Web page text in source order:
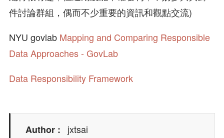
件討論群組，偶而不少重要的資訊和觀點交流)
NYU govlab Mapping and Comparing Responsible
Data Approaches - GovLab
Data Responsibility Framework
Author
jxtsai